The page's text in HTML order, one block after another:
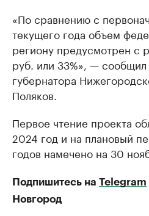
«По сравнению с
текущего года объем
региону предусмотрен с
руб. или 33%», — сообщил
губернатора
Поляков.
Первое чтение проекта
2024 год и на плановый
годов намечено на 30
Подпишитесь на Telegram
Новгород